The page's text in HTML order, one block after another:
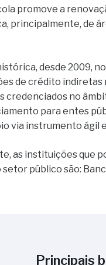
promove a
principalmente, de
desde 2009,
de crédito
credenciados no
para entes
via instrumento ágil
as instituições que
público são:
Principais